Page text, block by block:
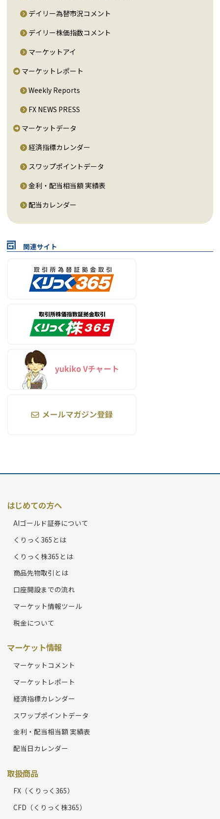
デイリー為替市況コメント
デイリー株価指数コメント
マーケットアイ
マーケットレポート
Weekly Reports
FX NEWS PRESS
マーケットデータ
経済指標カレンダー
スワップポイントデータ
金利・配当相当額 実績表
配当カレンダー
関連サイト
はじめての方へ
AIゴールド証券について
くりっく365とは
くりっく株365とは
商品先物取引とは
口座開設までの流れ
マーケット情報ツール
税金について
マーケット情報
マーケットコメント
マーケットレポート
経済指標カレンダー
スワップポイントデータ
金利・配当相当額 実績表
配当日カレンダー
取扱商品
FX（くりっく365）
CFD（くりっく株365）